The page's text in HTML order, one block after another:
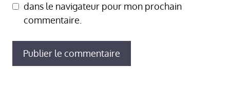
dans le navigateur pour mon prochain
commentaire.